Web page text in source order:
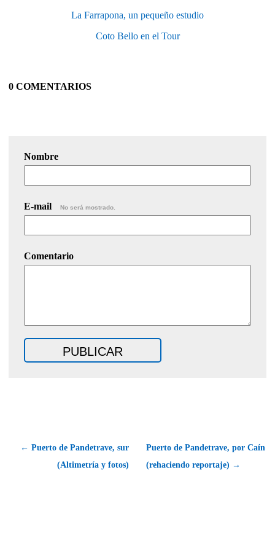
La Farrapona, un pequeño estudio
Coto Bello en el Tour
0 COMENTARIOS
Nombre
E-mail No será mostrado.
Comentario
← Puerto de Pandetrave, sur
(Altimetría y fotos)
Puerto de Pandetrave, por Caín
(rehaciendo reportaje) →